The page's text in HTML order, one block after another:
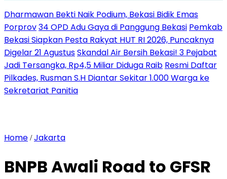
Dharmawan Bekti Naik Podium, Bekasi Bidik Emas
Porprov34 OPD Adu Gaya di Panggung Bekasi Pemkab
Bekasi Siapkan Pesta Rakyat HUT RI 2026, Puncaknya
Digelar 21 AgustusSkandal Air Bersih Bekasi! 3 Pejabat
Jadi Tersangka, Rp4,5 Miliar Diduga Raib Resmi Daftar
Pilkades, Rusman S.H Diantar Sekitar 1.000 Warga ke
Sekretariat Panitia
Home /Jakarta
BNPB Awali Road to GFSR